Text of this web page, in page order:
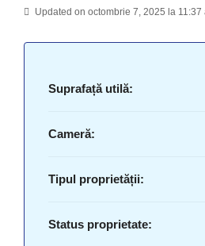
Updated on octombrie 7, 2025 la 11:37
Suprafață utilă:
Cameră:
Tipul proprietății:
Status proprietate: